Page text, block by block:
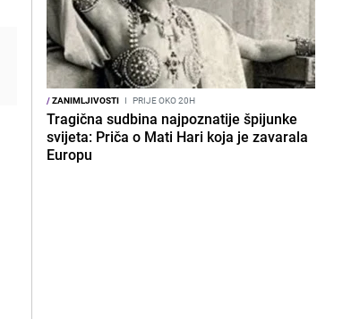
/ZANIMLJIVOSTI I PRIJE OKO 20H
Tragična sudbina najpoznatije špijunke
svijeta: Priča o Mati Hari koja je zavarala
Europu